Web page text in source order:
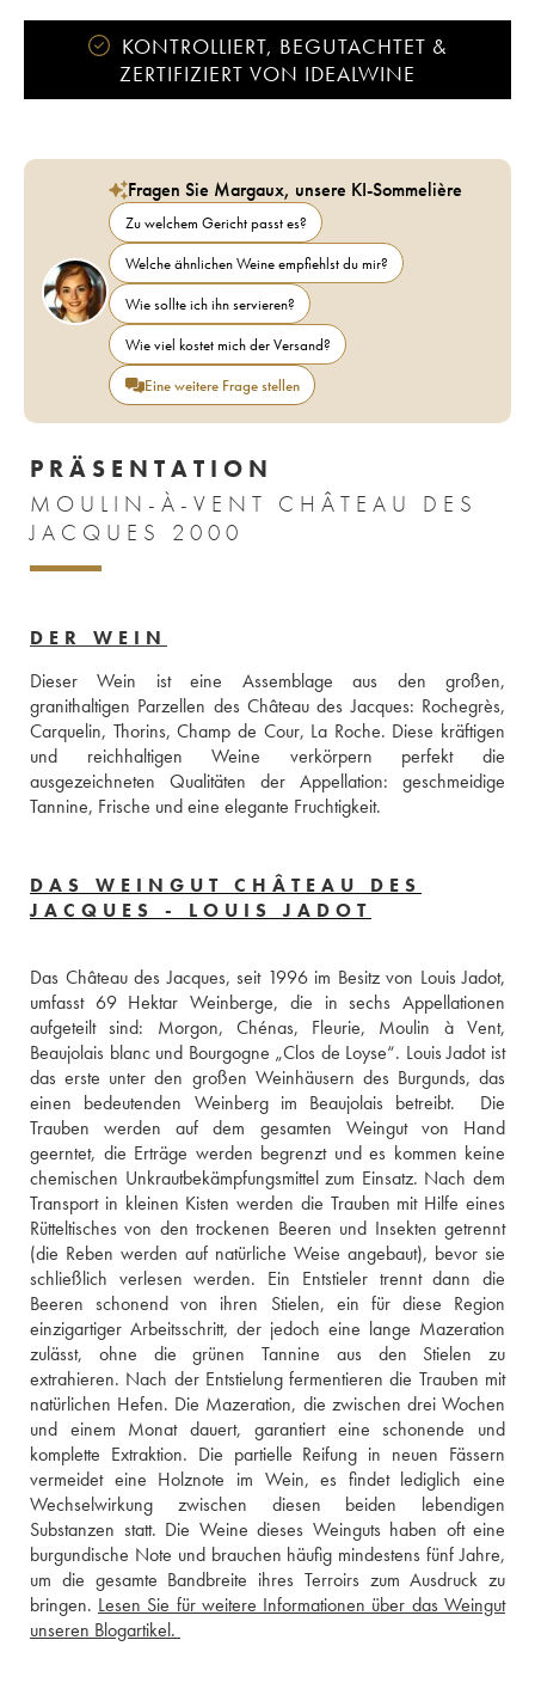
KONTROLLIERT, BEGUTACHTET &
ZERTIFIZIERT VON IDEALWINE
Fragen Sie Margaux, unsere KI-Sommelière
Zu welchem Gericht passt es?
Welche ähnlichen Weine empfiehlst du mir?
Wie sollte ich ihn servieren?
Wie viel kostet mich der Versand?
Eine weitere Frage stellen
PRÄSENTATION
MOULIN-À-VENT CHÂTEAU DES
JACQUES 2000
DER WEIN
Dieser Wein ist eine Assemblage aus den großen,
granithaltigen Parzellen des Château des Jacques: Rochegrès,
Carquelin, Thorins, Champ de Cour, La Roche. Diese kräftigen
und reichhaltigen Weine verkörpern perfekt die
ausgezeichneten Qualitäten der Appellation: geschmeidige
Tannine, Frische und eine elegante Fruchtigkeit.
DAS WEINGUT CHÂTEAU DES
JACQUES - LOUIS JADOT
Das Château des Jacques, seit 1996 im Besitz von Louis Jadot,
umfasst 69 Hektar Weinberge, die in sechs Appellationen
aufgeteilt sind: Morgon, Chénas, Fleurie, Moulin à Vent,
Beaujolais blanc und Bourgogne „Clos de Loyse“. Louis Jadot ist
das erste unter den großen Weinhäusern des Burgunds, das
einen bedeutenden Weinberg im Beaujolais betreibt.  Die
Trauben werden auf dem gesamten Weingut von Hand
geerntet, die Erträge werden begrenzt und es kommen keine
chemischen Unkrautbekämpfungsmittel zum Einsatz. Nach dem
Transport in kleinen Kisten werden die Trauben mit Hilfe eines
Rütteltisches von den trockenen Beeren und Insekten getrennt
(die Reben werden auf natürliche Weise angebaut), bevor sie
schließlich verlesen werden. Ein Entstieler trennt dann die
Beeren schonend von ihren Stielen, ein für diese Region
einzigartiger Arbeitsschritt, der jedoch eine lange Mazeration
zulässt, ohne die grünen Tannine aus den Stielen zu
extrahieren. Nach der Entstielung fermentieren die Trauben mit
natürlichen Hefen. Die Mazeration, die zwischen drei Wochen
und einem Monat dauert, garantiert eine schonende und
komplette Extraktion. Die partielle Reifung in neuen Fässern
vermeidet eine Holznote im Wein, es findet lediglich eine
Wechselwirkung zwischen diesen beiden lebendigen
Substanzen statt. Die Weine dieses Weinguts haben oft eine
burgundische Note und brauchen häufig mindestens fünf Jahre,
um die gesamte Bandbreite ihres Terroirs zum Ausdruck zu
bringen. Lesen Sie für weitere Informationen über das Weingut